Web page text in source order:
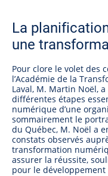
La
une
Pour clore le volet des
l’Académie de la
Laval, M. Martin Noël,
différentes étapes
numérique d’une
sommairement le
du Québec, M. Noël a
constats observés
transformation
assurer la réussite,
pour le développement